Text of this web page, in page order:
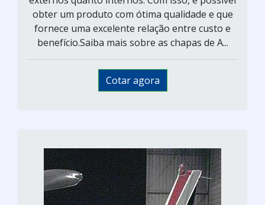
obter um produto com ótima qualidade e que
fornece uma excelente relação entre custo e
benefício.Saiba mais sobre as chapas de A...
Cotar agora